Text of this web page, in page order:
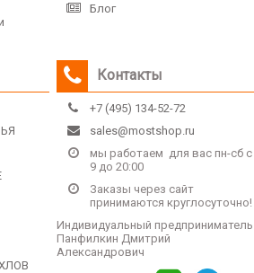
Блог
Контакты
+7 (495) 134-52-72
sales@mostshop.ru
мы работаем для вас пн-сб с
9 до 20:00
Заказы через сайт
принимаются круглосуточно!
Индивидуальный предприниматель
Панфилкин Дмитрий
Александрович